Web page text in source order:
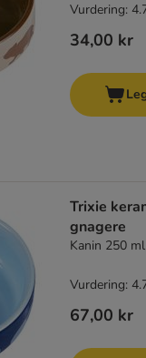
34,00 kr
Vurdering:
Trixie
gnagere
Kanin 250
67,00 kr
Vurdering: